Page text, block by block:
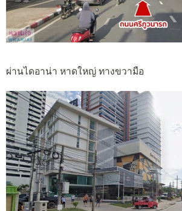
ผ่านไดอาน่า หาดใหญ่ ทางขวามือ